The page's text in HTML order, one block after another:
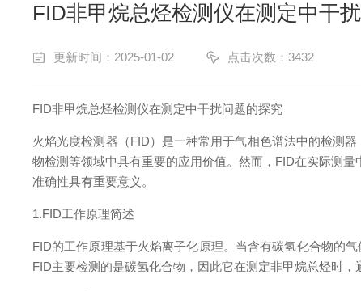
FID非甲烷总烃检测仪在测定中干
更新时间：2025-01-02 点击次数：3432
FID非甲烷总烃检测仪在测定中干扰问题的探究
火焰光度检测器（FID）是一种常用于气相色谱法中的检测
物检测等领域中具有重要的应用价值。然而，FID在实际测
准确性具有重要意义。
1.FID工作原理简述
FID的工作原理基于火焰离子化原理。当含有碳氢化合物的
FID主要检测的是碳氢化合物，因此它在测定非甲烷总烃时